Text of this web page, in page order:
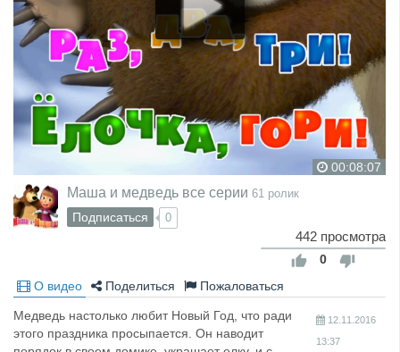
00:08:07
Маша и медведь все серии 61 ролик
Подписаться 0
442 просмотра
0
О видео
Поделиться Пожаловаться
Медведь настолько любит Новый Год, что ради
этого праздника просыпается. Он наводит
12.11.2016
13:37